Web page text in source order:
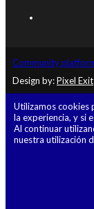
Community
Design by:Pixel Exit
Utilizamos cookies
la experiencia, y si
Al continuar
nuestra utilización